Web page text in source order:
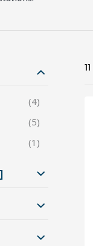
4
producten
5
producten
1
product
11